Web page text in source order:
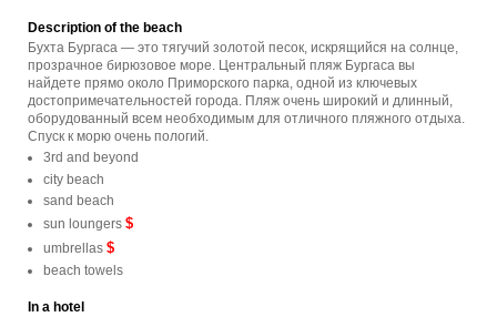
Description of the beach
Бухта Бургаса — это тягучий золотой песок, искрящийся на солнце,
прозрачное бирюзовое море. Центральный пляж Бургаса вы
найдете прямо около Приморского парка, одной из ключевых
достопримечательностей города. Пляж очень широкий и длинный,
оборудованный всем необходимым для отличного пляжного отдыха.
Спуск к морю очень пологий.
3rd and beyond
city beach
sand beach
sun loungers $
umbrellas $
beach towels
In a hotel